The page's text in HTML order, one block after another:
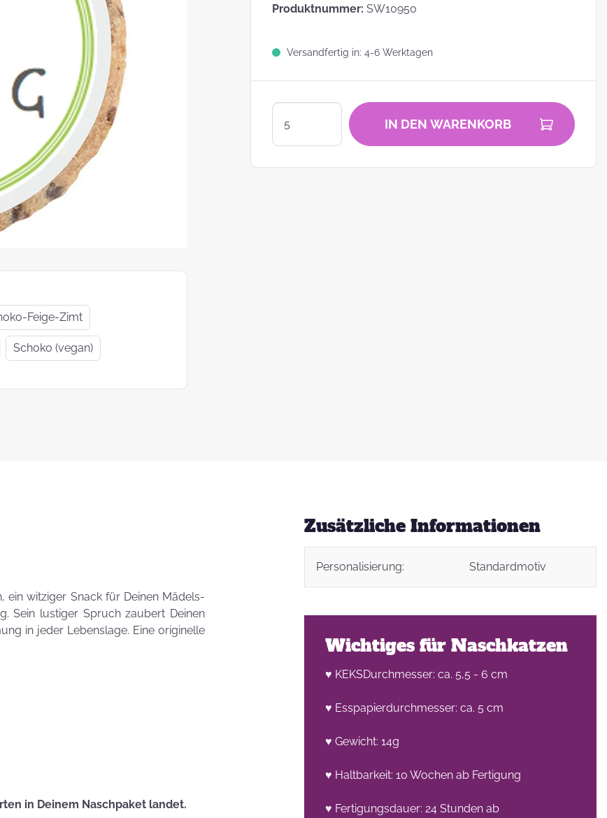
Sind Plätzchen
Leckere Werbegeschenke zu
is real: Unsere
KEKSTeig zum
Geschenkideen
zur Einschulung
Zauberhafte
Produktnummer: SW10950
Versandfertig in: 4-6 Werktagen
IN DEN WARENKORB
Feige-Zimt
Schoko (vegan)
ein witziger Snack für Deinen Mädels-
Sein lustiger Spruch zaubert Deinen
in jeder Lebenslage. Eine originelle
in Deinem Naschpaket landet.
Zusätzliche Informationen
Personalisierung: Standardmotiv
Wichtiges für Naschkatzen
♥ KEKSDurchmesser: ca. 5,5 - 6 cm
♥ Esspapierdurchmesser: ca. 5 cm
♥ Gewicht: 14g
♥ Haltbarkeit: 10 Wochen ab Fertigung
♥ Fertigungsdauer: 24 Stunden ab